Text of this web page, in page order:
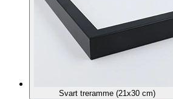
Svart treramme (21x30 cm)